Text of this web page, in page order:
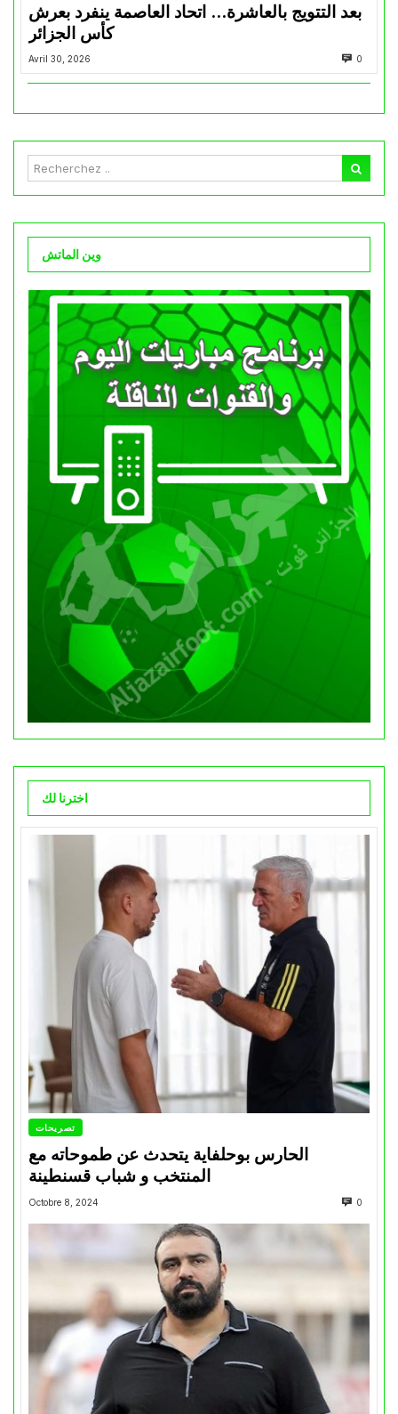
بعد التتويج بالعاشرة… اتحاد العاصمة ينفرد بعرش
كأس الجزائر
Avril 30, 2026 0
وين الماتش
اخترنا لك
تصريحات
الحارس بوحلفاية يتحدث عن طموحاته مع
المنتخب و شباب قسنطينة
Octobre 8, 2024 0